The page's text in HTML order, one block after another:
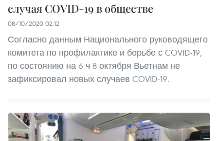
случая COVID-19 в обществе
08/10/2020 02:12
Согласно данным Национального руководящего
комитета по профилактике и борьбе с COVID-19,
по состоянию на 6 ч 8 октября Вьетнам не
зафиксировал новых случаев COVID-19.